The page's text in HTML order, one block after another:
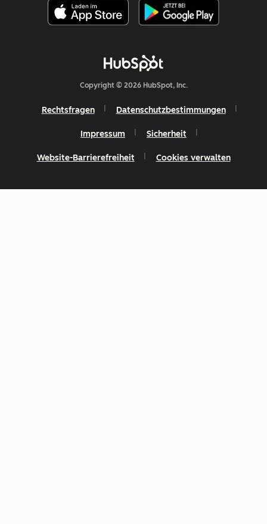
Copyright © 2026 HubSpot, Inc.
Rechtsfragen Datenschutzbestimmungen
Impressum Sicherheit
Website-Barrierefreiheit Cookies verwalten